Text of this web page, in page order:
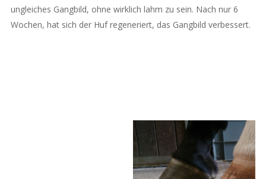
ungleiches Gangbild, ohne wirklich lahm zu sein. Nach nur 6
Wochen, hat sich der Huf regeneriert, das Gangbild verbessert.